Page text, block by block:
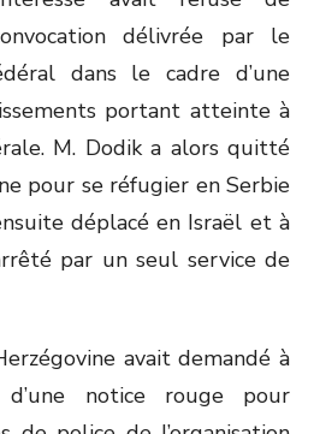
délivrée par le
dans le cadre d’une
portant atteinte à
M. Dodik a alors quitté
pour se réfugier en Serbie
déplacé en Israël et à
par un seul service de
avait demandé à
d’une notice rouge pour